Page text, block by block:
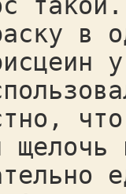
в
щелочь